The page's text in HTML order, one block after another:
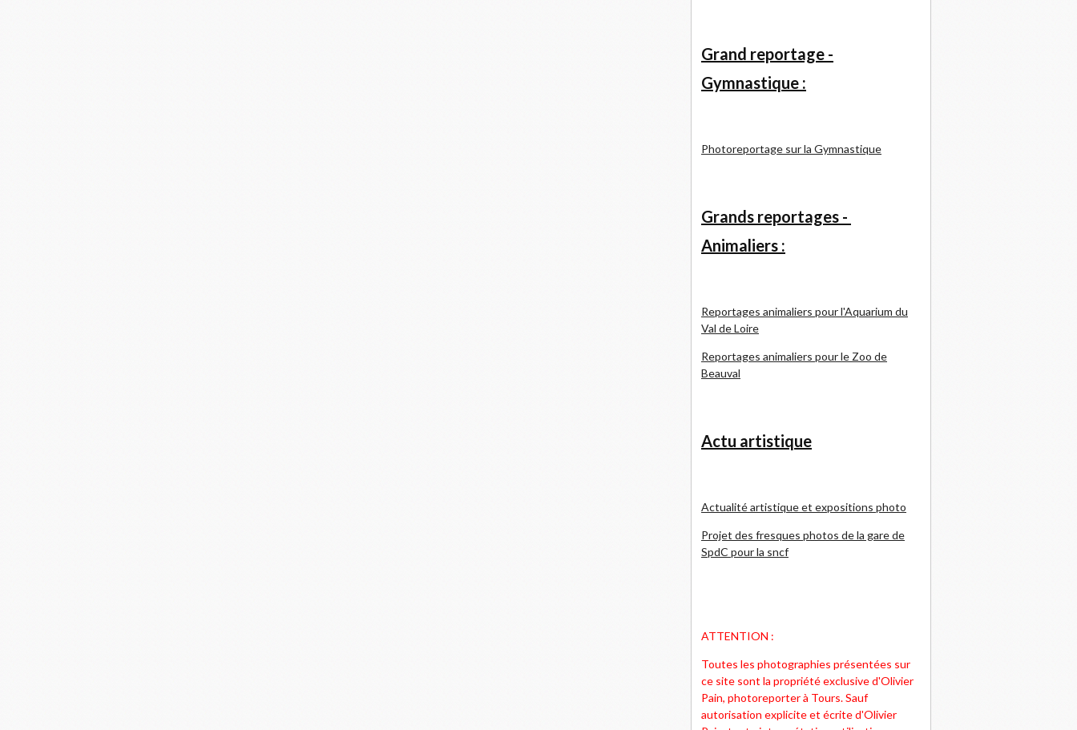
Grand reportage -
Gymnastique :
Photoreportage sur la Gymnastique
Grands reportages -
Animaliers :
Reportages animaliers pour l'Aquarium du
Val de Loire
Reportages animaliers pour le Zoo de
Beauval
Actu artistique
Actualité artistique et expositions photo
Projet des fresques photos de la gare de
SpdC pour la sncf
ATTENTION :
Toutes les photographies présentées sur
ce site sont la propriété exclusive d'Olivier
Pain, photoreporter à Tours. Sauf
autorisation explicite et écrite d'Olivier